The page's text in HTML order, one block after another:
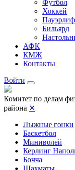
Футбол
Хоккей
Бильярд
АФК
КМЖ
Контакты
Войти
Комитет по делам
района ✕
Лыжные гонки
Баскетбол
Миниволей
Керлинг
Бочча
Шахматы